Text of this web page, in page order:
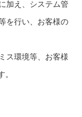
加え、システム管
を行い、お客様の
ス環境等、お客様
。